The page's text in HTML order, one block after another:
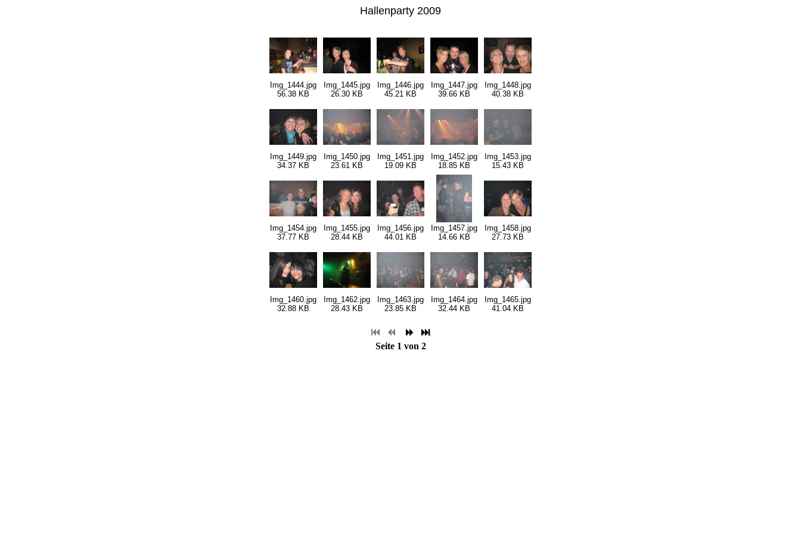
Hallenparty 2009
Img_1444.jpg
56.38 KB
Img_1445.jpg
26.30 KB
Img_1446.jpg
45.21 KB
Img_1447.jpg
39.66 KB
Img_1448.jpg
40.38 KB
Img_1449.jpg
34.37 KB
Img_1450.jpg
23.61 KB
Img_1451.jpg
19.09 KB
Img_1452.jpg
18.85 KB
Img_1453.jpg
15.43 KB
Img_1454.jpg
37.77 KB
Img_1455.jpg
28.44 KB
Img_1456.jpg
44.01 KB
Img_1457.jpg
14.66 KB
Img_1458.jpg
27.73 KB
Img_1460.jpg
32.88 KB
Img_1462.jpg
28.43 KB
Img_1463.jpg
23.85 KB
Img_1464.jpg
32.44 KB
Img_1465.jpg
41.04 KB
Seite 1 von 2